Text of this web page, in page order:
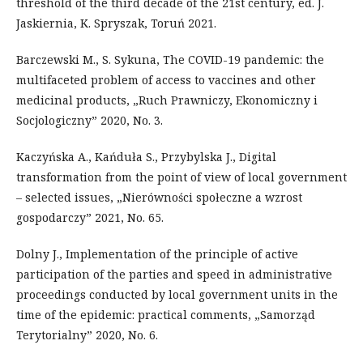
Jaskiernia, K. Spryszak, Toruń 2021.
Barczewski M., S. Sykuna, The COVID-19 pandemic: the
multifaceted problem of access to vaccines and other
medicinal products, „Ruch Prawniczy, Ekonomiczny i
Socjologiczny” 2020, No. 3.
Kaczyńska A., Kańduła S., Przybylska J., Digital
transformation from the point of view of local government
– selected issues, „Nierówności społeczne a wzrost
gospodarczy” 2021, No. 65.
Dolny J., Implementation of the principle of active
participation of the parties and speed in administrative
proceedings conducted by local government units in the
time of the epidemic: practical comments, „Samorząd
Terytorialny” 2020, No. 6.